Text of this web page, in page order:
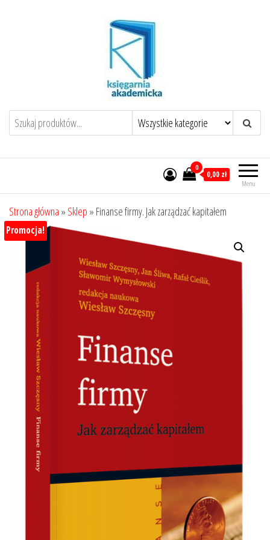
Menu
0
0,00 zł
Strona główna » Sklep » Finanse firmy. Jak zarządzać kapitałem
Promocja!